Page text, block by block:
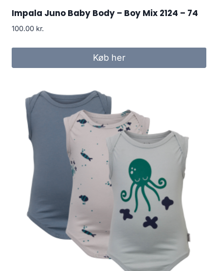
Impala Juno Baby Body – Boy Mix 2124 – 74
100.00 kr.
Køb her